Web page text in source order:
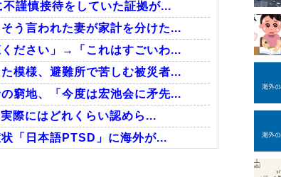
謹慎接待をしていた証拠が...
う言われた妻が家計を分けた...
ださい」→「これはすごいわ...
模様、避難所で苦しむ被災者...
窮地、「今度は宏池会に矛先...
際にはどれくらい認めら...
「日本語PTSD」に海外が...